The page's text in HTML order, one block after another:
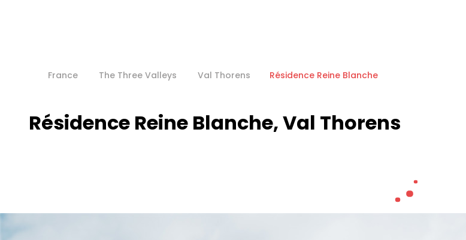
France The Three Valleys Val Thorens Résidence Reine Blanche
Résidence Reine Blanche, Val Thorens